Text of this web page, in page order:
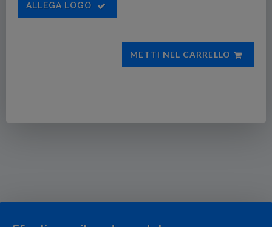
ALLEGA LOGO
METTI NEL CARRELLO